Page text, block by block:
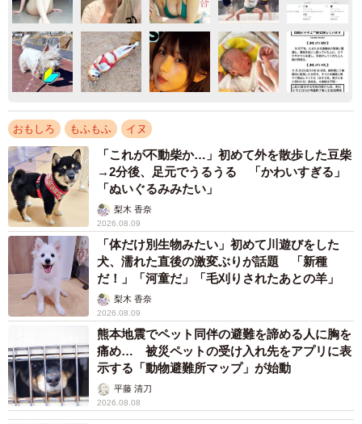
おもしろ もふもふ イヌ
「これが不動柴か…」初めて外を散歩した豆柴
→2分後、足元でうるうる 「かわいすぎる」
「ぬいぐるみみたい」
梨木 香奈
2026.08.09
「体だけ別生物みたい」初めて川遊びをした
犬、濡れた直後の激変ぶりが話題 「新種
だ！」「河童だ」「毛刈りされたあとの羊」
梨木 香奈
2026.08.09
熊本地震でペット同伴の避難を諦める人に胸を
痛め… 被災ペットの受け入れ先をアプリに表
示する「動物避難所マップ」が始動
平藤 清刀
2026.08.08